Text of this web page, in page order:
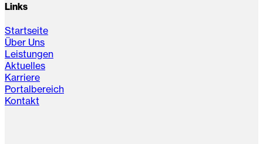
Links
Startseite
Über Uns
Leistungen
Aktuelles
Karriere
Portalbereich
Kontakt